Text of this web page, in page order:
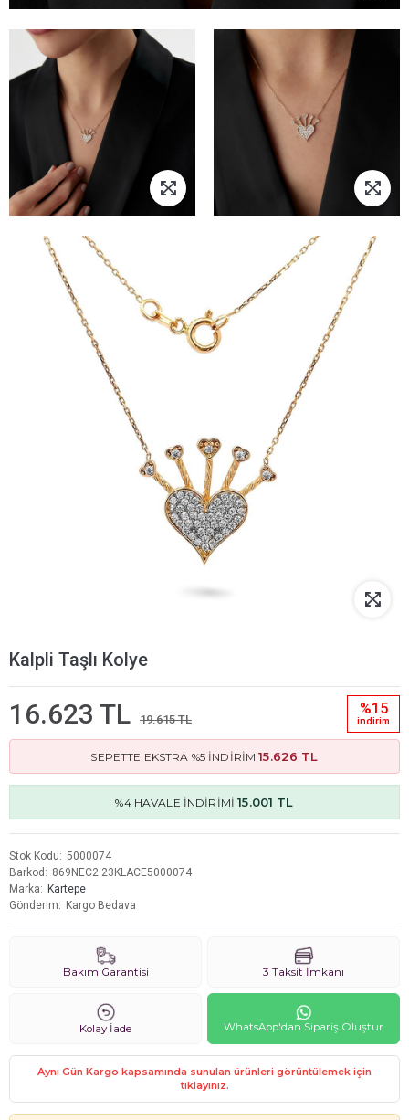
Kalpli Taşlı Kolye
16.623 TL 19.615 TL
%15
i̇ndi̇ri̇m
SEPETTE EKSTRA %5 İNDİRİM15.626 TL
%4 HAVALE İNDİRİMİ15.001 TL
Stok Kodu
5000074
Barkod
869NEC2.23KLACE5000074
Marka
Kartepe
Gönderim
Kargo Bedava
Bakım Garantisi 3 Taksit İmkanı
Kolay İade WhatsApp'dan Sipariş Oluştur
Aynı Gün Kargo kapsamında sunulan ürünleri görüntülemek için
tıklayınız.